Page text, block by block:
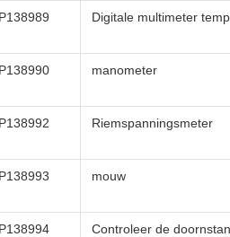
Digitale multimeter
manometer
Riemspanningsmeter
mouw
Controleer de